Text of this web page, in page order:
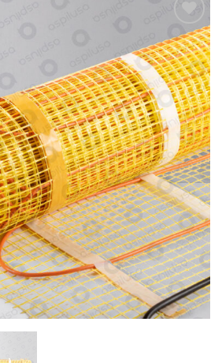
Add to
wishlist